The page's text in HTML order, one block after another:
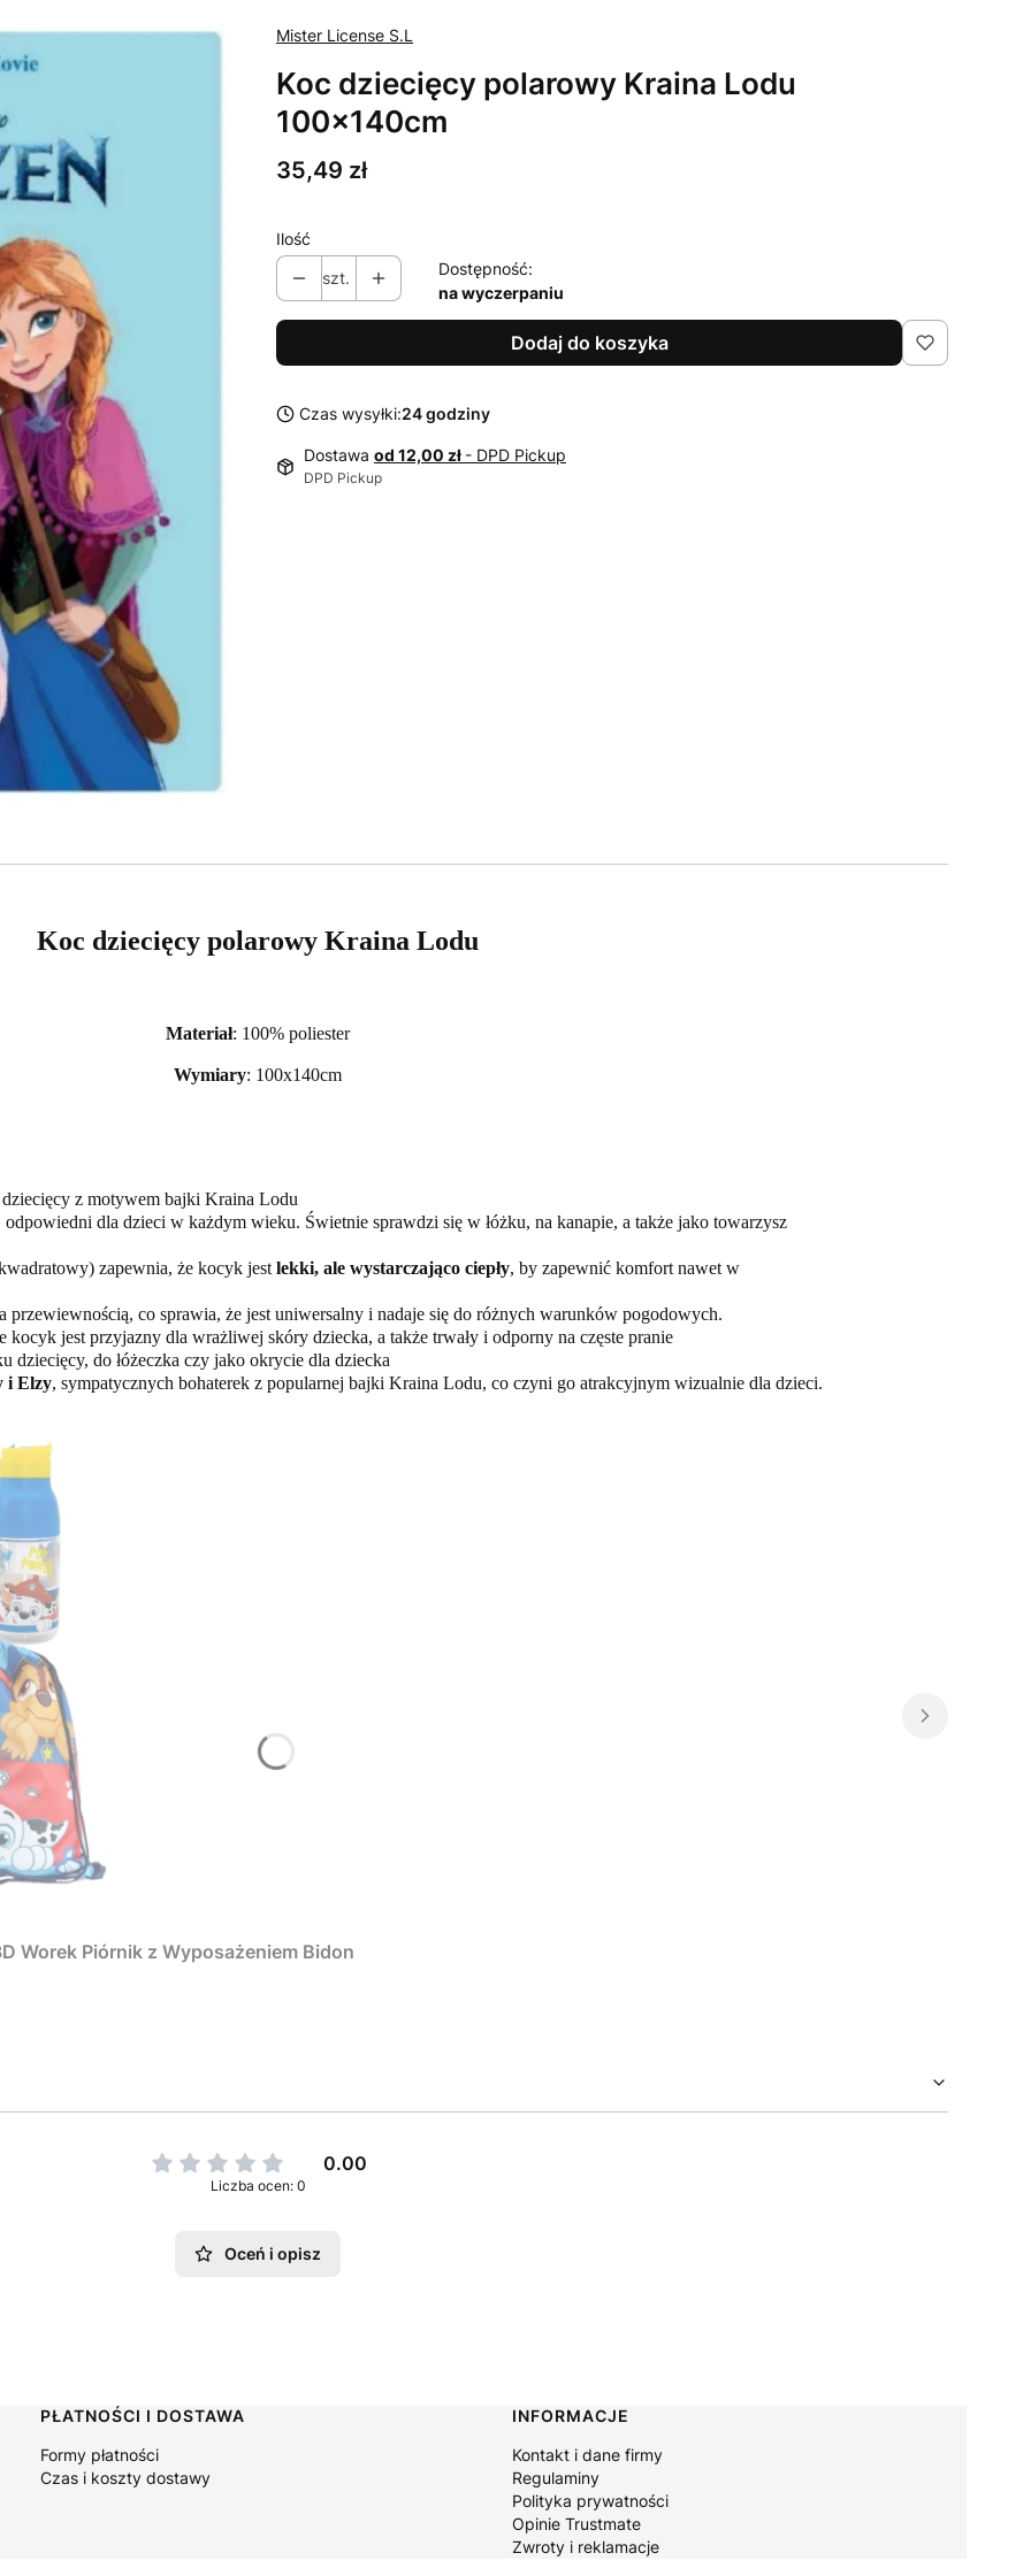
Mister License S.L
Koc dziecięcy polarowy Kraina Lodu
100x140cm
Cena
35,49 zł
Ilość
szt.
Dostępność:
na wyczerpaniu
Dodaj do koszyka
Czas wysyłki:24 godziny
Dostawa od 12,00 zł - DPD Pickup
DPD Pickup
Koc dziecięcy polarowy Kraina Lodu
Materiał: 100% poliester
Wymiary: 100x140cm
z motywem bajki Kraina Lodu
dla dzieci w każdym wieku. Świetnie sprawdzi się w łóżku, na kanapie, a także jako towarzysz
zapewnia, że kocyk jest lekki, ale wystarczająco ciepły, by zapewnić komfort nawet w
przewiewnością, co sprawia, że jest uniwersalny i nadaje się do różnych warunków pogodowych.
kocyk jest przyjazny dla wrażliwej skóry dziecka, a także trwały i odporny na częste pranie
do łóżeczka czy jako okrycie dla dziecka
i Elzy, sympatycznych bohaterek z popularnej bajki Kraina Lodu, co czyni go atrakcyjnym wizualnie dla dzieci.
Worek Piórnik z Wyposażeniem Bidon
0.00
Liczba ocen: 0
Oceń i opisz
PŁATNOŚCI I DOSTAWA
Formy płatności
Czas i koszty dostawy
INFORMACJE
Kontakt i dane firmy
Regulaminy
Polityka prywatności
Opinie Trustmate
Zwroty i reklamacje